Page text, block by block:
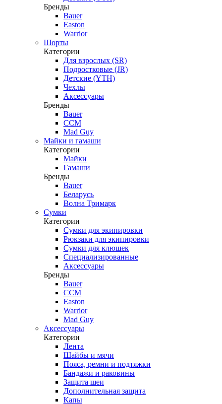
Бренды
Bauer
Easton
Warrior
Шорты
Категории
Для взрослых (SR)
Подростковые (JR)
Детские (YTH)
Чехлы
Аксессуары
Бренды
Bauer
CCM
Mad Guy
Майки и гамаши
Категории
Майки
Гамаши
Бренды
Bauer
Беларусь
Волна Тримарк
Сумки
Категории
Сумки для экипировки
Рюкзаки для экипировки
Сумки для клюшек
Специализированные
Аксессуары
Бренды
Bauer
CCM
Easton
Warrior
Mad Guy
Аксессуары
Категории
Лента
Шайбы и мячи
Пояса, ремни и подтяжки
Бандажи и раковины
Защита шеи
Дополнительная защита
Капы